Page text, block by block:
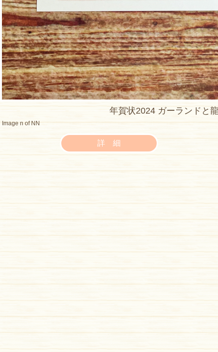
年賀状2024 ガーランドと
詳 細
Image n of NN